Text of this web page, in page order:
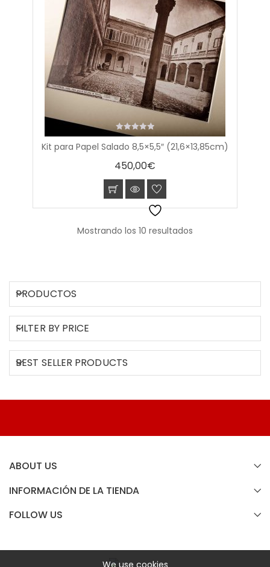
Kit para Papel Salado 8,5×5,5″ (21,6×13,85cm)
0
out
5
450,00€
Mostrando los 10 resultados
PRODUCTOS
FILTER BY PRICE
BEST SELLER PRODUCTS
ABOUT US
INFORMACIÓN DE LA TIENDA
FOLLOW US
We use cookies